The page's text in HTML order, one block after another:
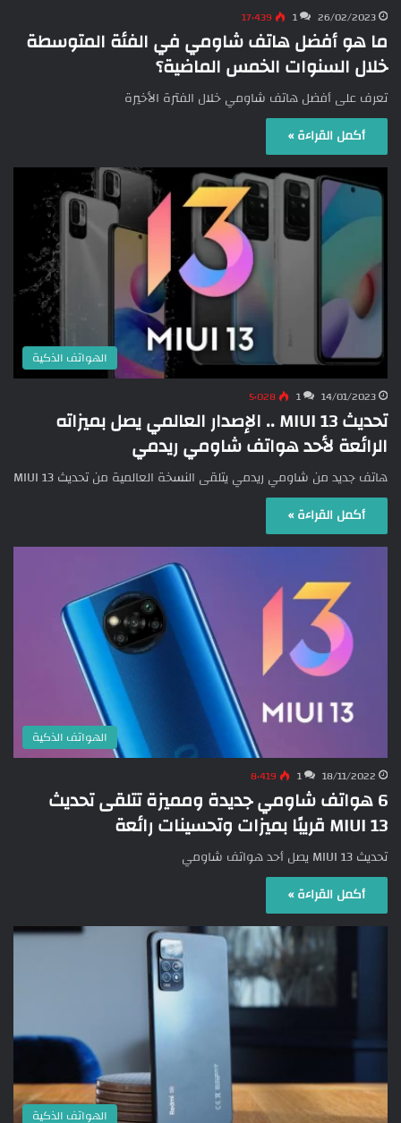
26/02/2023
1 17٬439
ما هو أفضل هاتف شاومي في الفئة المتوسطة
خلال السنوات الخمس الماضية؟
تعرف على أفضل هاتف شاومي خلال الفترة الأخيرة
أكمل القراءة »
الهواتف الذكية
14/01/2023
1 5٬028
تحديث MIUI 13 .. الإصدار العالمي يصل بميزاته
الرائعة لأحد هواتف شاومي ريدمي
هاتف جديد من شاومي ريدمي يتلقى النسخة العالمية من تحديث MIUI 13
أكمل القراءة »
الهواتف الذكية
18/11/2022
1 8٬419
6 هواتف شاومي جديدة ومميزة تتلقى تحديث
MIUI 13 قريبًا بميزات وتحسينات رائعة
تحديث MIUI 13 يصل أحد هواتف شاومي
أكمل القراءة »
الهواتف الذكية